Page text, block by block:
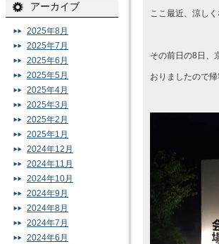
ここ最近、涼し
その前日の8日、
おりましたので
アーカイブ
2025年8月
2025年7月
2025年6月
2025年5月
2025年4月
2025年3月
2025年2月
2025年1月
2024年12月
2024年11月
2024年10月
2024年9月
2024年8月
2024年7月
2024年6月